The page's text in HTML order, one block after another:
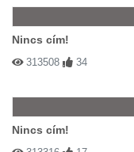
Nincs cím!
313508 34
Nincs cím!